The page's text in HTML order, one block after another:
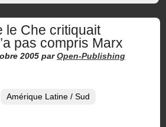
le Che critiquait
pas compris Marx
2005 par Open-Publishing
Amérique Latine / Sud